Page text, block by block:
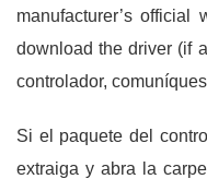
manufacturer’s official
download the driver (if
controlador,
Si el paquete del
extraiga y abra la